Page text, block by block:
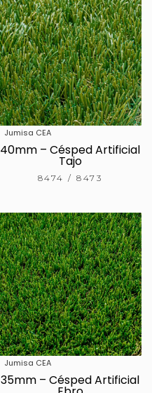
Jumisa CEA
40mm – Césped Artificial
Tajo
8474 / 8473
Jumisa CEA
35mm – Césped Artificial